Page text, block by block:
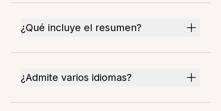
¿Qué incluye el resumen?
¿Admite varios idiomas?